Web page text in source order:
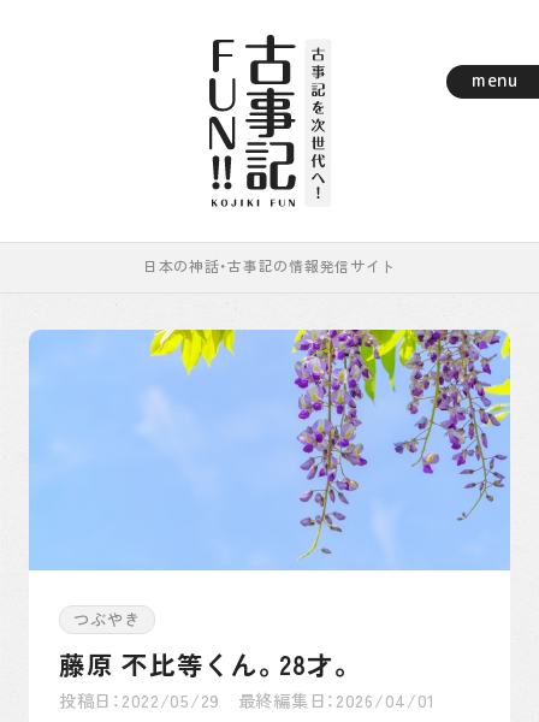
menu
レポート
ゆかりの地紹介
つぶやき
日本の神話・古事記の情報発信サイト
つぶやき
藤原 不比等くん。28才。
投稿日：2022/05/29 最終編集日：2026/04/01